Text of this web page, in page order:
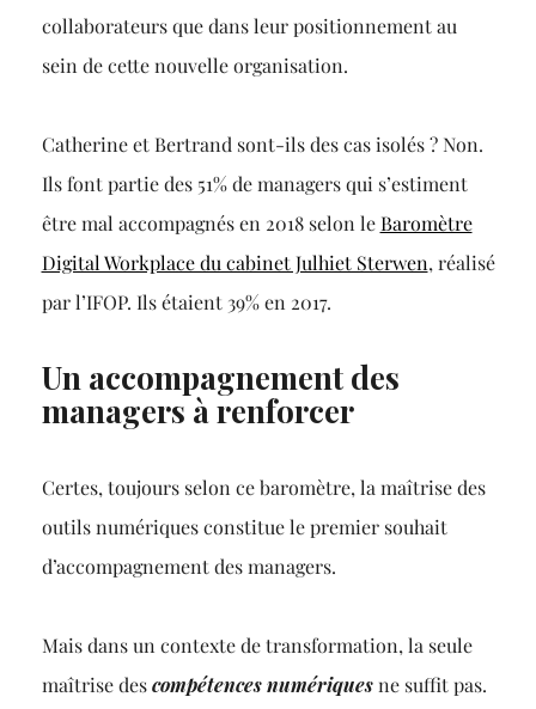
collaborateurs que dans leur positionnement au
sein de cette nouvelle organisation.
Catherine et Bertrand sont-ils des cas isolés ? Non.
Ils font partie des 51% de managers qui s’estiment
être mal accompagnés en 2018 selon leBaromètre
Digital Workplace du cabinet Julhiet Sterwen, réalisé
par l’IFOP. Ils étaient 39% en 2017.
Un accompagnement des
managers à renforcer
Certes, toujours selon ce baromètre, la maîtrise des
outils numériques constitue le premier souhait
d’accompagnement des managers.
Mais dans un contexte de transformation, la seule
maîtrise descompétences numériquesne suffit pas.